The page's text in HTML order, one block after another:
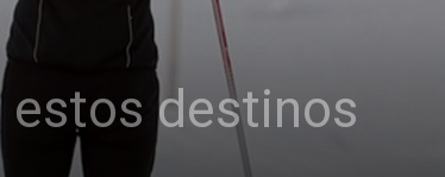
estos destinos